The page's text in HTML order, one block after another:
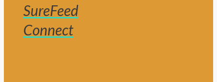
SureFeed
Connect